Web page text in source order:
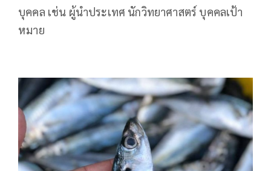
บุคคล เช่น ผู้นำประเทศ นักวิทยาศาสตร์ บุคคลเป้า
หมาย